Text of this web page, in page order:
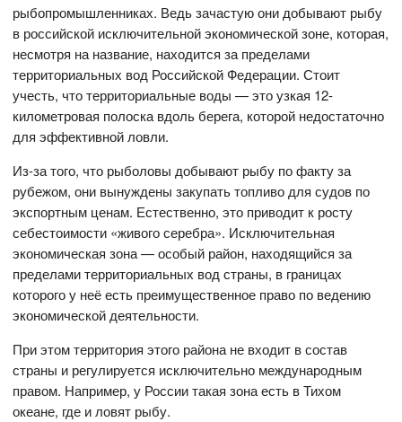
рыбопромышленниках. Ведь зачастую они добывают рыбу
в российской исключительной экономической зоне, которая,
несмотря на название, находится за пределами
территориальных вод Российской Федерации. Стоит
учесть, что территориальные воды — это узкая 12-
километровая полоска вдоль берега, которой недостаточно
для эффективной ловли.
Из-за того, что рыболовы добывают рыбу по факту за
рубежом, они вынуждены закупать топливо для судов по
экспортным ценам. Естественно, это приводит к росту
себестоимости «живого серебра». Исключительная
экономическая зона — особый район, находящийся за
пределами территориальных вод страны, в границах
которого у неё есть преимущественное право по ведению
экономической деятельности.
При этом территория этого района не входит в состав
страны и регулируется исключительно международным
правом. Например, у России такая зона есть в Тихом
океане, где и ловят рыбу.